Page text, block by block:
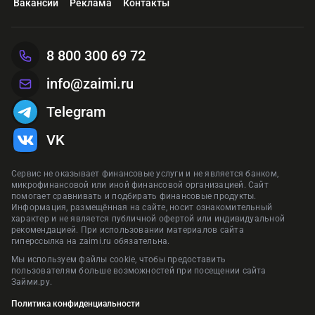
Вакансии
Реклама Контакты
Сервис не оказывает финансовые услуги и не является банком,
микрофинансовой или иной финансовой организацией. Сайт
помогает сравнивать и подбирать финансовые продукты.
Информация, размещённая на сайте, носит ознакомительный
характер и не является публичной офертой или индивидуальной
рекомендацией. При использовании материалов сайта
гиперссылка на zaimi.ru обязательна.
Мы используем файлы cookie, чтобы предоставить
пользователям больше возможностей при посещении сайта
Займи.ру.
Политика конфиденциальности
8 800 300 69 72
info@zaimi.ru
Telegram
VK